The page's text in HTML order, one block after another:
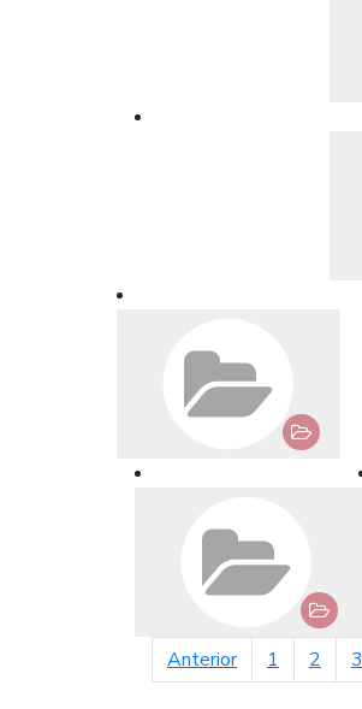
Anteriorpágina anterior
1 2 3